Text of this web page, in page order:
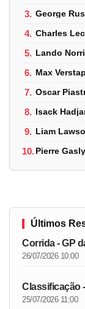
3. George
4. Charles
5. Lando
6. Max
7. Oscar
8. Isack
9. Liam
10.Pierre Gasly
Últimos
Corrida - GP
26/07/2026 10:00
Classificação
25/07/2026 11:00